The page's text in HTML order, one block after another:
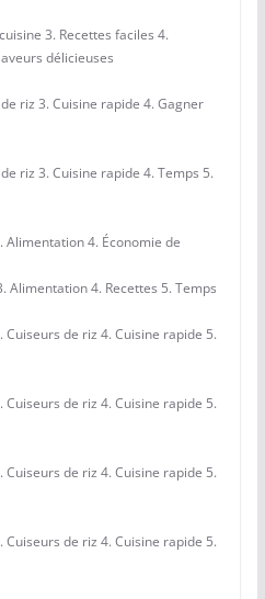
3. Recettes faciles 4.
délicieuses
riz 3. Cuisine rapide 4. Gagner
riz 3. Cuisine rapide 4. Temps 5.
Alimentation 4. Économie de
Alimentation 4. Recettes 5. Temps
de riz 4. Cuisine rapide 5.
de riz 4. Cuisine rapide 5.
de riz 4. Cuisine rapide 5.
de riz 4. Cuisine rapide 5.